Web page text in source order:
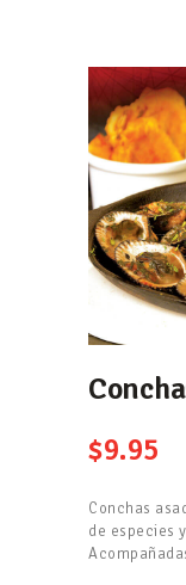
$9.95
Conchas
de especies